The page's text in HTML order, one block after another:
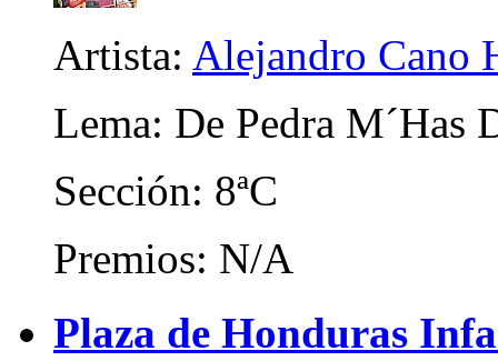
Artista: Alejandro Cano
Lema: De Pedra M´Has
Sección: 8ªC
Premios: N/A
Plaza de Honduras